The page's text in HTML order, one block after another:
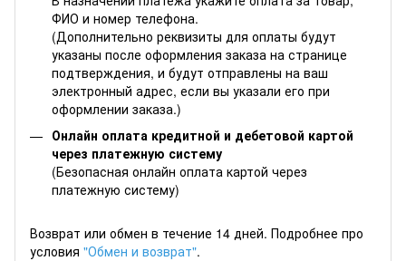
ФИО и номер телефона.
(Дополнительно реквизиты для оплаты будут
указаны после оформления заказа на странице
подтверждения, и будут отправлены на ваш
электронный адрес, если вы указали его при
оформлении заказа.)
Онлайн оплата кредитной и дебетовой картой
через платежную систему
(Безопасная онлайн оплата картой через
платежную систему)
Возврат или обмен в течение 14 дней. Подробнее про
условия "Обмен и возврат".